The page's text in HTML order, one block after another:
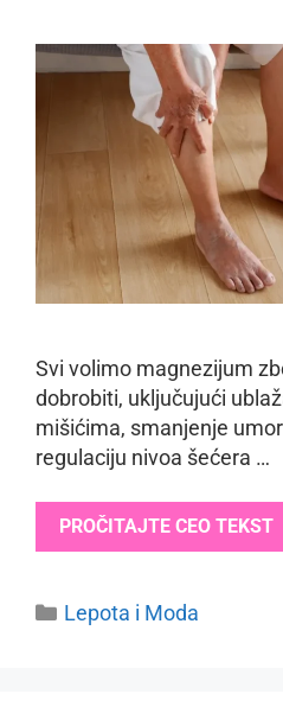
Svi volimo magnezijum
dobrobiti, uključujući
mišićima, smanjenje
regulaciju nivoa šećera …
PROČITAJTE CEO TEKST
Categories
Lepota i Moda